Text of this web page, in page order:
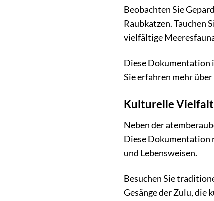
Beobachten Sie
Raubkatzen. Tauchen
vielfältige
Diese Dokumentation
Sie erfahren mehr
Kulturelle
Neben der
Diese Dokumentation
und Lebensweisen.
Besuchen Sie
Gesänge der Zulu, die